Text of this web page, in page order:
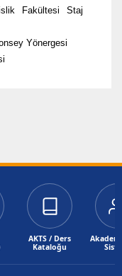
Fakültesi Staj
Yönergesi
AKTS / Ders
Kataloğu